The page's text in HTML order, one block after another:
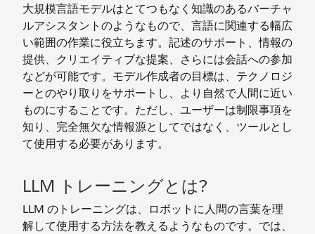
大規模言語モデルはとてつもなく知識のあるバーチャ
ルアシスタントのようなもので、言語に関連する幅広
い範囲の作業に役立ちます。記述のサポート、情報の
提供、クリエイティブな提案、さらには会話への参加
などが可能です。モデル作成者の目標は、テクノロジ
ーとのやり取りをサポートし、より自然で人間に近い
ものにすることです。ただし、ユーザーは制限事項を
知り、完全無欠な情報源としてではなく、ツールとし
て使用する必要があります。
LLM トレーニングとは?
LLM のトレーニングは、ロボットに人間の言葉を理
解して使用する方法を教えるようなものです。では、